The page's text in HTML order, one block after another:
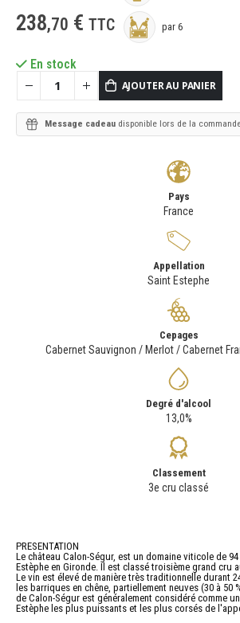
238,70 € TTC par 6
En stock
AJOUTER AU PANIER
Message cadeau disponible lors de la
Pays
France
Appellation
Saint Estephe
Cepages
Cabernet Sauvignon / Merlot / Cabernet
Degré d'alcool
13,0%
Classement
3e cru classé
PRESENTATION
Le château Calon-Ségur, est un domaine viticole de
Estèphe en Gironde. Il est classé troisième grand cru
Le vin est élevé de manière très traditionnelle durant
les barriques en chêne, partiellement neuves (30 à 50
de Calon-Ségur est généralement considéré comme
Estèphe les plus puissants et les plus corsés de